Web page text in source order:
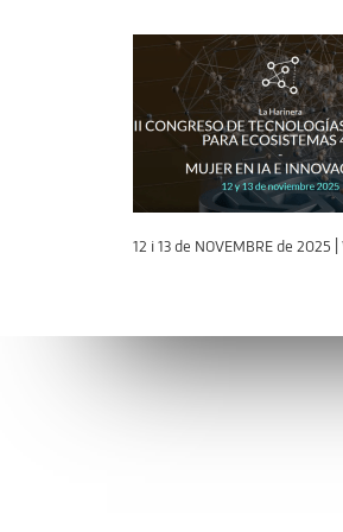
12 i 13 de NOVEMBRE de 2025